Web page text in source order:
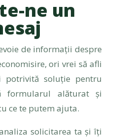
ne un
de informații despre
ori vrei să afli
potrivită soluție pentru
formularul alăturat și
ce te putem ajuta.
solicitarea ta și îți